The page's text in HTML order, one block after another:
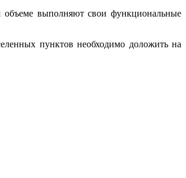
объеме выполняют свои функциональные
пунктов необходимо доложить на